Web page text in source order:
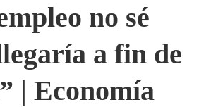
no sé
a fin de
| Economía